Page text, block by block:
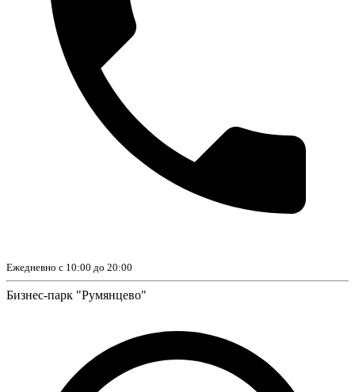
Ежедневно с 10:00 до 20:00
Бизнес-парк "Румянцево"